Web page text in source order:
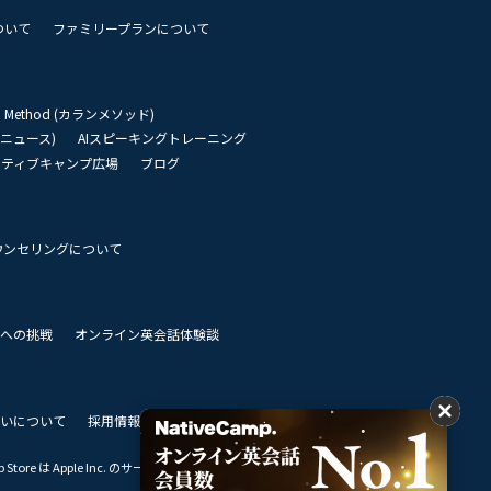
いて ファミリープランについて
Method (カランメソッド)
ュース)
AIスピーキングトレーニング
ィブキャンプ広場
ブログ
セリングについて
の挑戦 オンライン英会話体験談
について 採用情報 私達のビジョン
は Apple Inc. のサービスマークです。